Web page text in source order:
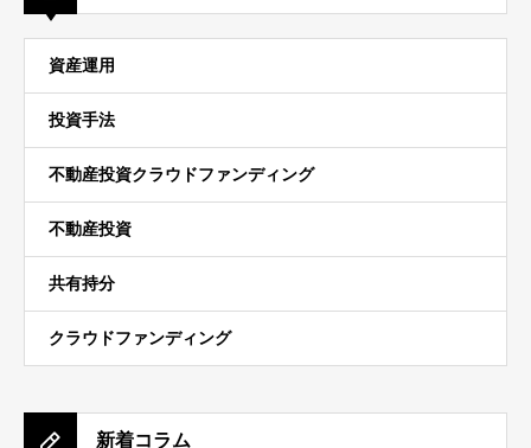
資産運用
投資手法
不動産投資クラウドファンディング
不動産投資
共有持分
クラウドファンディング
新着コラム